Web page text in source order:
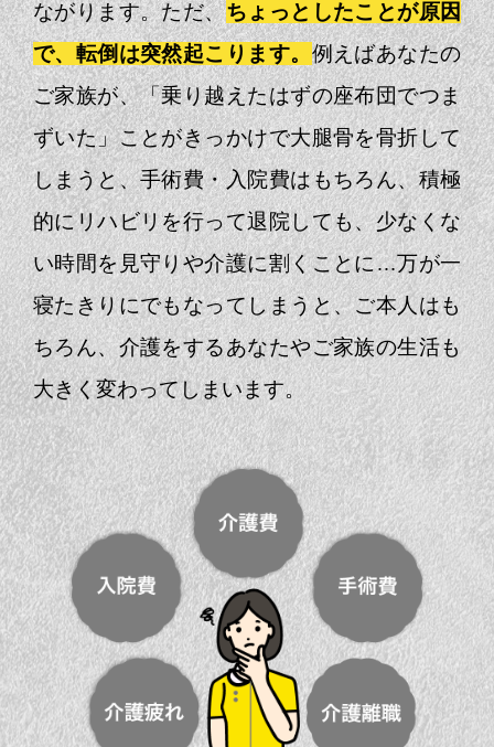
ながります。ただ、ちょっとしたことが原因
で、転倒は突然起こります。 例えばあなたの
ご家族が、「乗り越えたはずの座布団でつま
ずいた」ことがきっかけで大腿骨を骨折して
しまうと、手術費・入院費はもちろん、積極
的にリハビリを行って退院しても、少なくな
い時間を見守りや介護に割くことに…万が一
寝たきりにでもなってしまうと、ご本人はも
ちろん、介護をするあなたやご家族の生活も
大きく変わってしまいます。